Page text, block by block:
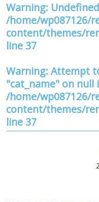
Warning:
/home/wp087126/
content/themes/
line 37
Warning: Attempt
"cat_name" on null
/home/wp087126/
content/themes/
line 37